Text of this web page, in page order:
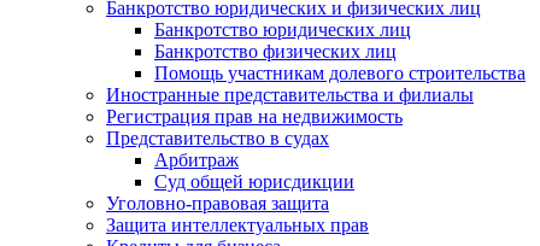
Банкротство юридических и физических лиц
Банкротство юридических лиц
Банкротство физических лиц
Помощь участникам долевого строительства
Иностранные представительства и филиалы
Регистрация прав на недвижимость
Представительство в судах
Арбитраж
Суд общей юрисдикции
Уголовно-правовая защита
Защита интеллектуальных прав